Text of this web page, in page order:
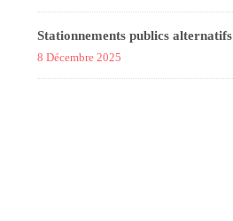
Stationnements publics alternatifs
8 Décembre 2025